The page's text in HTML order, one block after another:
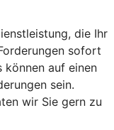
die Ihr
sofort
können auf einen
sein.
wir Sie gern zu